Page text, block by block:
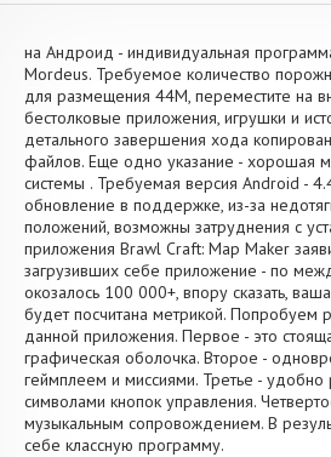
на Андроид - индивидуальная
Mordeus. Требуемое количество
для размещения 44M, переместите на
бестолковые приложения, игрушки и
детального завершения хода
файлов. Еще одно указание - хорошая
системы . Требуемая версия Android -
обновление в поддержке, из-за
положений, возможны затруднения с
приложения Brawl Craft: Map Maker
загрузивших себе приложение - по
окозалось 100 000+, впору сказать,
будет посчитана метрикой. Попробуем
данной приложения. Первое - это
графическая оболочка. Второе -
геймплеем и миссиями. Третье -
символами кнопок управления.
музыкальным сопровождением. В
себе классную программу.